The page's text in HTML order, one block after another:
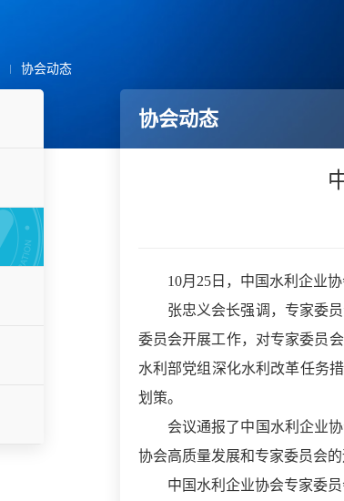
协会动态
协会动态
10月25日，中国水利企业
张忠义会长强调，专家委
委员会开展工作，对专家委员
水利部党组深化水利改革任务
划策。
会议通报了中国水利企业
协会高质量发展和专家委员会
中国水利企业协会专家委